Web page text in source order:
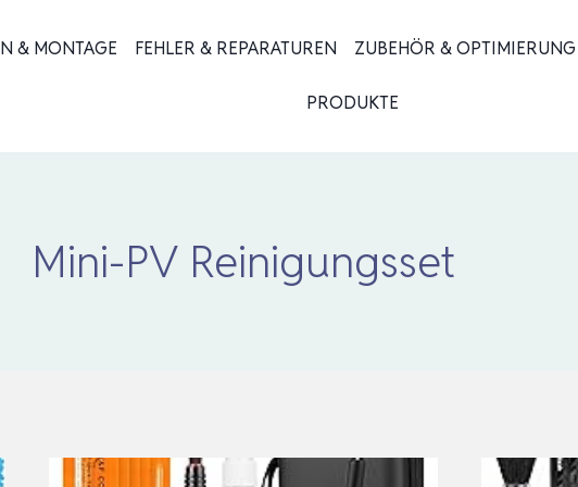
& MONTAGE FEHLER & REPARATUREN ZUBEHÖR & OPTIMIERUNG
PRODUKTE
Mini-PV Reinigungsset